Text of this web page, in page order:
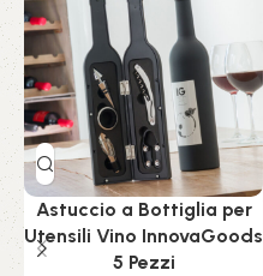
Astuccio a Bottiglia per
Utensili Vino InnovaGoods
5 Pezzi